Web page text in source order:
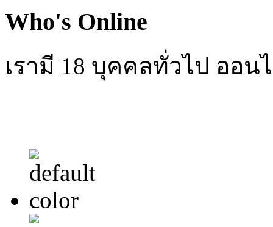
Who's Online
เรามี 18 บุคคลทั่วไป ออน